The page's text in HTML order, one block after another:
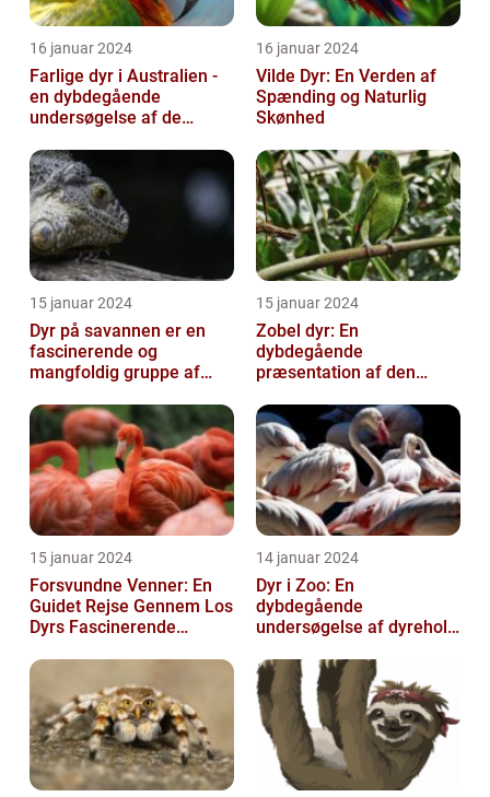
16 januar 2024
Farlige dyr i Australien -
en dybdegående
undersøgelse af de
16 januar 2024
Vilde Dyr: En Verden af
Spænding og Naturlig
Skønhed
15 januar 2024
Dyr på savannen er en
fascinerende og
mangfoldig gruppe af
sig det hårde o...
15 januar 2024
Zobel dyr: En
dybdegående
præsentation af den
15 januar 2024
Forsvundne Venner: En
Guidet Rejse Gennem Los
Dyrs Fascinerende
14 januar 2024
Dyr i Zoo: En
dybdegående
undersøgelse af dyrehold